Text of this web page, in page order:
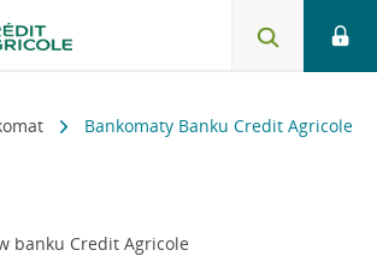
Bankomaty Banku Credit Agricole
banku Credit Agricole